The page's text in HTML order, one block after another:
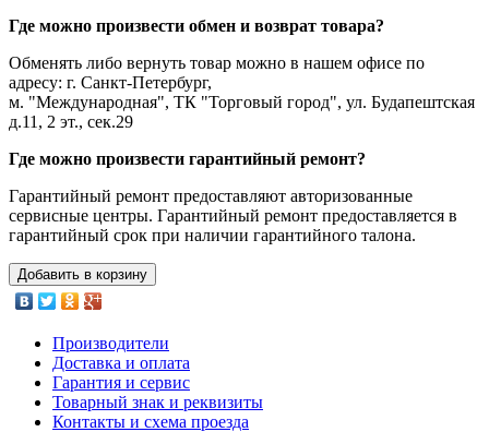
Где можно произвести обмен и возврат товара?
Обменять либо вернуть товар можно в нашем офисе по
адресу: г. Санкт-Петербург,
м. "Международная", ТК "Торговый город", ул. Будапештская
д.11, 2 эт., сек.29
Где можно произвести гарантийный ремонт?
Гарантийный ремонт предоставляют авторизованные
сервисные центры. Гарантийный ремонт предоставляется в
гарантийный срок при наличии гарантийного талона.
Добавить в корзину
Производители
Доставка и оплата
Гарантия и сервис
Товарный знак и реквизиты
Контакты и схема проезда